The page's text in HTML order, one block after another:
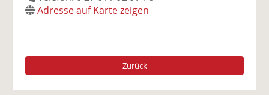
Adresse auf Karte zeigen
Zurück